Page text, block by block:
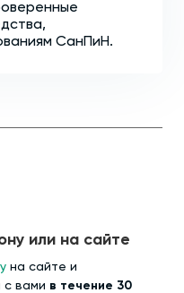
СанПиН.
или на сайте
на сайте и
с вами в течение 30